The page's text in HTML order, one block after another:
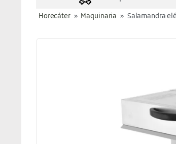
Horecáter » Maquinaria » Salamandra